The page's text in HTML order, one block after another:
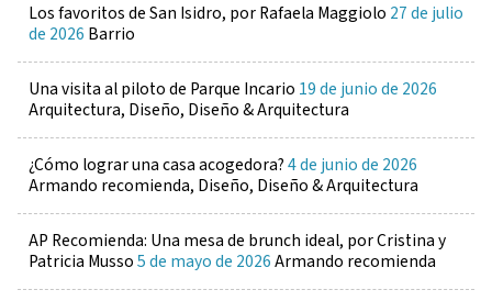
Los favoritos de San Isidro, por Rafaela Maggiolo 27 de julio
de 2026 Barrio
Una visita al piloto de Parque Incario 19 de junio de 2026
Arquitectura, Diseño, Diseño & Arquitectura
¿Cómo lograr una casa acogedora?4 de junio de 2026
Armando recomienda, Diseño, Diseño & Arquitectura
AP Recomienda: Una mesa de brunch ideal, por Cristina y
Patricia Musso5 de mayo de 2026Armando recomienda